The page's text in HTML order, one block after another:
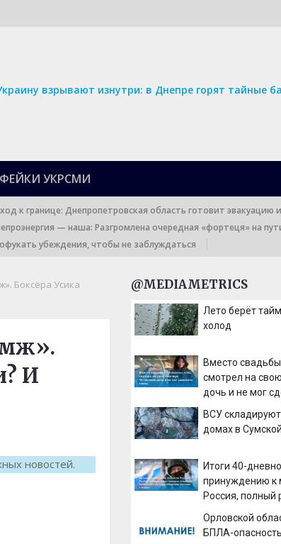
взрывают изнутри: в Днепре горят тайные
ФЕЙКИ УКРСМИ
к границе: Днепропетровская область готовит эвакуацию
— наша: Разгромлена очередная «фортеця» на
убеждения, чтобы не заблуждаться
Боксёра Усика
И
новостей.
@MEDIAMETRICS
Лето берёт
холод
Вместо
смотрел на
дочь и не мог
ВСУ
домах в
Итоги 40-
принуждению к
Россия, полный
операции
Орловской
БПЛА-опасность